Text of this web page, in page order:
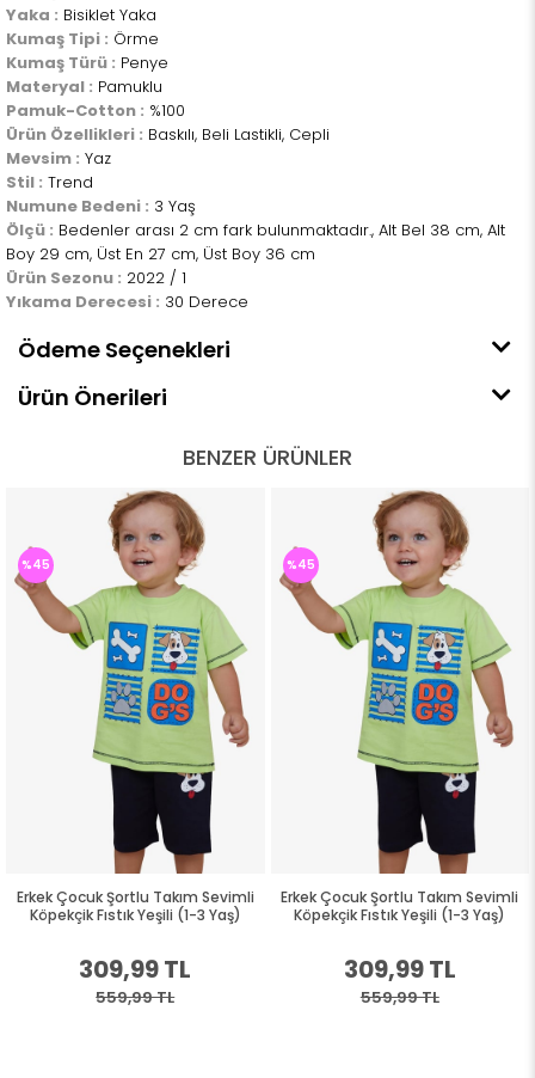
Yaka : Bisiklet Yaka
Kumaş Tipi : Örme
Kumaş Türü : Penye
Materyal : Pamuklu
Pamuk-Cotton : %100
Ürün Özellikleri : Baskılı, Beli Lastikli, Cepli
Mevsim : Yaz
Stil : Trend
Numune Bedeni : 3 Yaş
Ölçü : Bedenler arası 2 cm fark bulunmaktadır., Alt Bel 38 cm, Alt
Boy 29 cm, Üst En 27 cm, Üst Boy 36 cm
Ürün Sezonu : 2022 / 1
Yıkama Derecesi : 30 Derece
Ödeme Seçenekleri
Ürün Önerileri
BENZER ÜRÜNLER
Erkek Çocuk Şortlu Takım Sevimli
Köpekçik Fıstık Yeşili (1-3 Yaş)
309,99 TL
559,99 TL
%45
Erkek Çocuk Şortlu Takım Sevimli
Köpekçik Fıstık Yeşili (1-3 Yaş)
309,99 TL
559,99 TL
%45